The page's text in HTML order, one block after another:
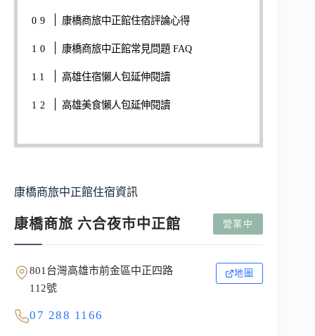
康橋商旅中正館住宿評論心得
康橋商旅中正館常見問題 FAQ
高雄住宿懶人包延伸閱讀
高雄美食懶人包延伸閱讀
康橋商旅中正館住宿資訊
康橋商旅 六合夜市中正館 營業中
801台灣高雄市前金區中正四路
112號
地圖
07 288 1166